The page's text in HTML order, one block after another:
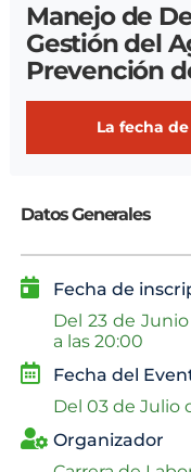
Manejo de
Gestión del
Prevención
La fecha
Datos Generales
Fecha de
Del23 de
a las 20:00
Fecha del
Del03 de Julio
Organizador